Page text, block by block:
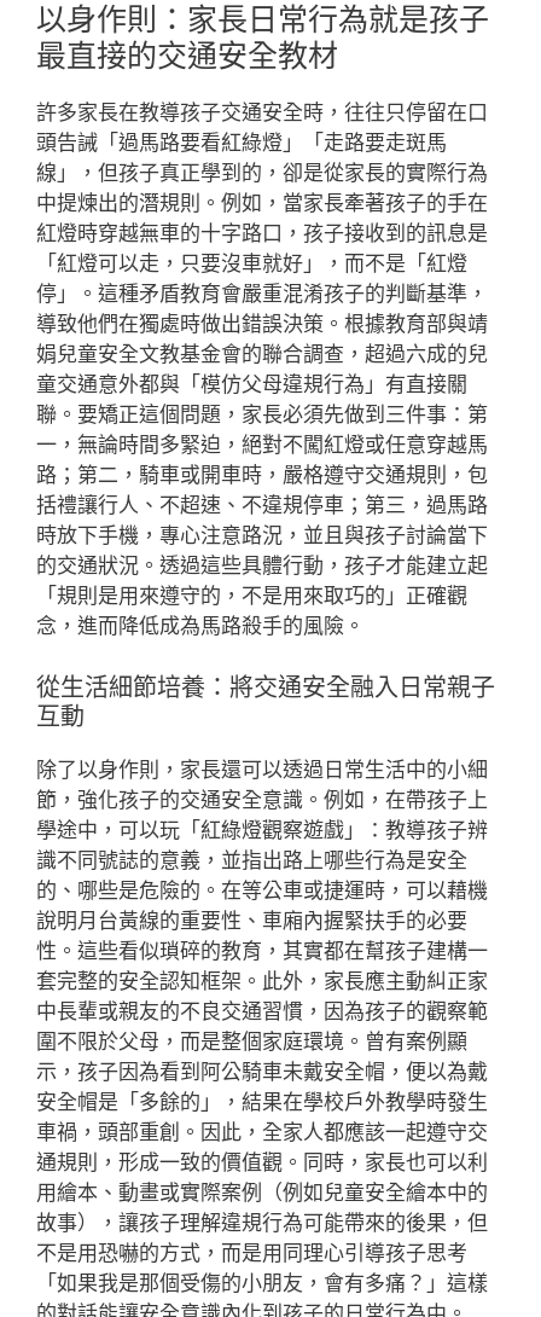
以身作則：家長日常行為就是孩子
最直接的交通安全教材
許多家長在教導孩子交通安全時，往往只停留在口
頭告誡「過馬路要看紅綠燈」「走路要走斑馬
線」，但孩子真正學到的，卻是從家長的實際行為
中提煉出的潛規則。例如，當家長牽著孩子的手在
紅燈時穿越無車的十字路口，孩子接收到的訊息是
「紅燈可以走，只要沒車就好」，而不是「紅燈
停」。這種矛盾教育會嚴重混淆孩子的判斷基準，
導致他們在獨處時做出錯誤決策。根據教育部與靖
娟兒童安全文教基金會的聯合調查，超過六成的兒
童交通意外都與「模仿父母違規行為」有直接關
聯。要矯正這個問題，家長必須先做到三件事：第
一，無論時間多緊迫，絕對不闖紅燈或任意穿越馬
路；第二，騎車或開車時，嚴格遵守交通規則，包
括禮讓行人、不超速、不違規停車；第三，過馬路
時放下手機，專心注意路況，並且與孩子討論當下
的交通狀況。透過這些具體行動，孩子才能建立起
「規則是用來遵守的，不是用來取巧的」正確觀
念，進而降低成為馬路殺手的風險。
從生活細節培養：將交通安全融入日常親子
互動
除了以身作則，家長還可以透過日常生活中的小細
節，強化孩子的交通安全意識。例如，在帶孩子上
學途中，可以玩「紅綠燈觀察遊戲」：教導孩子辨
識不同號誌的意義，並指出路上哪些行為是安全
的、哪些是危險的。在等公車或捷運時，可以藉機
說明月台黃線的重要性、車廂內握緊扶手的必要
性。這些看似瑣碎的教育，其實都在幫孩子建構一
套完整的安全認知框架。此外，家長應主動糾正家
中長輩或親友的不良交通習慣，因為孩子的觀察範
圍不限於父母，而是整個家庭環境。曾有案例顯
示，孩子因為看到阿公騎車未戴安全帽，便以為戴
安全帽是「多餘的」，結果在學校戶外教學時發生
車禍，頭部重創。因此，全家人都應該一起遵守交
通規則，形成一致的價值觀。同時，家長也可以利
用繪本、動畫或實際案例（例如兒童安全繪本中的
故事），讓孩子理解違規行為可能帶來的後果，但
不是用恐嚇的方式，而是用同理心引導孩子思考
「如果我是那個受傷的小朋友，會有多痛？」這樣